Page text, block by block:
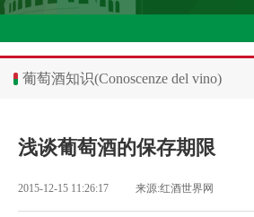
葡萄酒知识(Conoscenze del vino)
浅谈葡萄酒的保存期限
2015-12-15 11:26:17 来源:红酒世界网